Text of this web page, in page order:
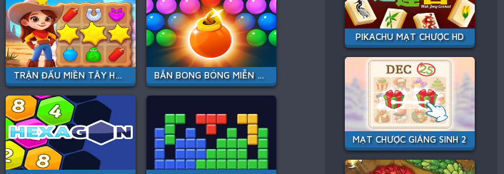
PIKACHU MẠT CHƯỢC HD
MẠT CHƯỢC GIÁNG SINH 2
TRẬN ĐẤU MIỀN TÂY HOANG DÃ BẮN BONG BÓNG MIỄN PHÍ 3